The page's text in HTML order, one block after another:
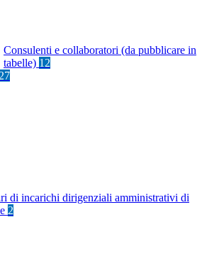
Consulenti e collaboratori (da pubblicare in
tabelle) 12
di incarichi dirigenziali amministrativi di
2